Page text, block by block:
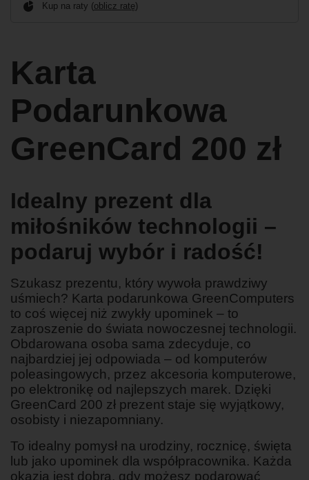
Kup na raty (oblicz ratę)
Karta
Podarunkowa
GreenCard 200 zł
Idealny prezent dla
miłośników technologii –
podaruj wybór i radość!
Szukasz prezentu, który wywoła prawdziwy
uśmiech? Karta podarunkowa GreenComputers
to coś więcej niż zwykły upominek – to
zaproszenie do świata nowoczesnej technologii.
Obdarowana osoba sama zdecyduje, co
najbardziej jej odpowiada – od komputerów
poleasingowych, przez akcesoria komputerowe,
po elektronikę od najlepszych marek. Dzięki
GreenCard 200 zł prezent staje się wyjątkowy,
osobisty i niezapomniany.
To idealny pomysł na urodziny, rocznicę, święta
lub jako upominek dla współpracownika. Każda
okazja jest dobra, gdy możesz podarować